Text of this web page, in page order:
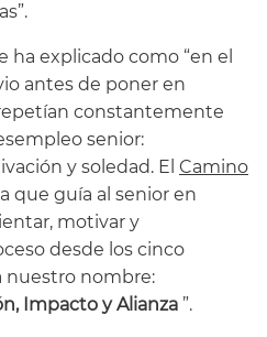
ha explicado como “en el
antes de poner en
constantemente
senior:
y soledad. El Camino
que guía al senior en
motivar y
desde los cinco
nuestro nombre:
Impacto y Alianza ”.